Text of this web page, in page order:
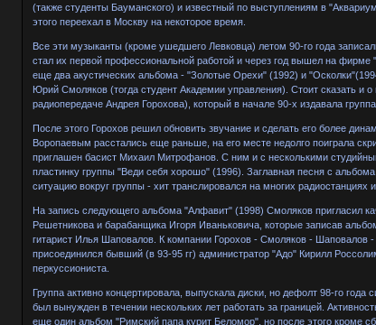
(также студенты Бауманского) и известный по выступлениям в
этого переехал в Москву на некоторое время.
Все эти музыканты (кроме ушедшего Левковца) летом 90-го года
стал их первой профессиональной работой и через год вышел на фирме
еще два акустических альбома - "Золотые Орехи" (1992) и
Юрий Смоляков (тогда студент Академии управления). Стоит сказать и
радиопередаче Андрея Горохова), который в начале 90-х издавала группа.
После этого Горохов решил обновить звучание и сделать его более
Воропаевым расстались еще раньше, на его месте недолго поиграла
приглашен басист Михаил Митрофанов. С ним и с несколькими
пластинку группы "Веди себя хорошо" (1996). Заглавная песня с
ситуацию вокруг группы - хит транслировался на многих радиостанциях и
На запись следующего альбома "Алфавит" (1998) Смоляков пригласил
Решетникова и барабанщика Игоря Иваньковича, которые записав
гитарист Илья Шаповалов. К компании Горохов - Смоляков - Шаповалов
присоединился бывший (в 93-95 гг) администратор "Адо" Кирилл
перкуссиониста.
Группа активно концертировала, выпускала диски, но дефолт 98-го
был вынужден в течении нескольких лет работать за границей.
еще один альбом "Римский папа курит Беломор", но после этого кроме